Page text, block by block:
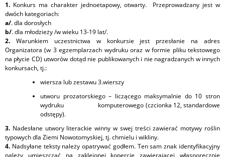
1. Konkurs ma charakter jednoetapowy, otwarty. Przeprowadzany jest w
dwóch kategoriach:
a/. dla dorosłych
b/. dla młodzieży /w wieku 13-19 lat/.
2. Warunkiem uczestnictwa w konkursie jest przesłanie na adres
Organizatora (w 3 egzemplarzach wydruku oraz w formie pliku tekstowego
na płycie CD) utworów dotąd nie publikowanych i nie nagradzanych w innych
konkursach, tj.:
wiersza lub zestawu 3.wierszy
utworu prozatorskiego – liczącego maksymalnie do 10 stron
wydruku komputerowego (czcionka 12, standardowe
odstępy).
3. Nadesłane utwory literackie winny w swej treści zawierać motywy roślin
typowych dla Ziemi Nowotomyskiej, tj. chmielu i wikliny.
4. Nadsyłane teksty należy opatrywać godłem. Ten sam znak identyfikacyjny
należy umieszczać na zaklejonej kopercie zawierającej własnoręcznie